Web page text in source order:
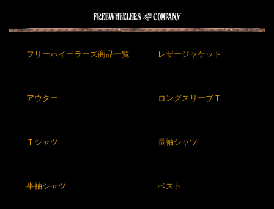
フリーホイーラーズ商品一覧 レザージャケット
アウター ロングスリーブＴ
Ｔシャツ 長袖シャツ
半袖シャツ ベスト